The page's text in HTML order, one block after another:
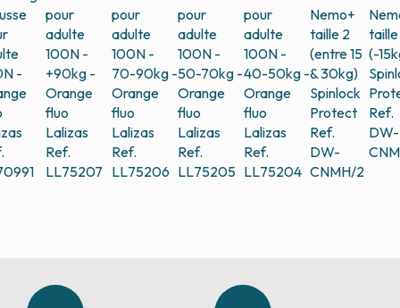
-
pour
adulte
100N -
+90kg -
Orange
fluo
Lalizas
Ref.
LL75207
pour
adulte
100N -
70-90kg -
Orange
fluo
Lalizas
Ref.
LL75206
pour
adulte
100N -
50-70kg -
Orange
fluo
Lalizas
Ref.
LL75205
pour
adulte
100N -
40-50kg -
Orange
fluo
Lalizas
Ref.
LL75204
Nemo+
taille 2
(entre 15
& 30kg)
Spinlock
Protect
Ref.
DW-
CNMH/2
taille
(-
Ref.
DW-